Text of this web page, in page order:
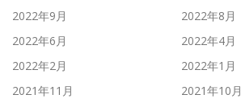
2022年9月
2022年8月
2022年6月
2022年4月
2022年2月
2022年1月
2021年11月
2021年10月